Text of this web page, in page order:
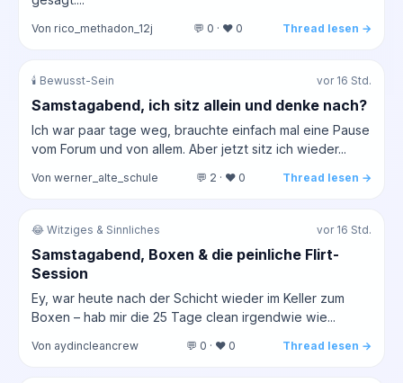
Von rico_methadon_12j 💬 0 · ❤️ 0 Thread lesen →
🕯️ Bewusst-Sein vor 16 Std.
Samstagabend, ich sitz allein und denke nach?
Ich war paar tage weg, brauchte einfach mal eine Pause
vom Forum und von allem. Aber jetzt sitz ich wieder...
Von werner_alte_schule 💬 2 · ❤️ 0 Thread lesen →
😂 Witziges & Sinnliches vor 16 Std.
Samstagabend, Boxen & die peinliche Flirt-
Session
Ey, war heute nach der Schicht wieder im Keller zum
Boxen – hab mir die 25 Tage clean irgendwie wie...
Von aydincleancrew 💬 0 · ❤️ 0 Thread lesen →